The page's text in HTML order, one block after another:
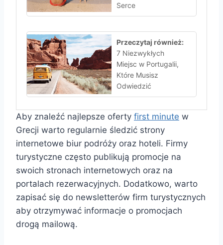
Serce
Przeczytaj również:
7 Niezwykłych
Miejsc w Portugalii,
Które Musisz
Odwiedzić
Aby znaleźć najlepsze oferty first minute w
Grecji warto regularnie śledzić strony
internetowe biur podróży oraz hoteli. Firmy
turystyczne często publikują promocje na
swoich stronach internetowych oraz na
portalach rezerwacyjnych. Dodatkowo, warto
zapisać się do newsletterów firm turystycznych
aby otrzymywać informacje o promocjach
drogą mailową.